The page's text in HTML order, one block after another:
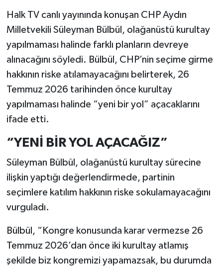
Halk TV canlı yayınında konuşan CHP Aydın
Milletvekili Süleyman Bülbül, olağanüstü kurultay
yapılmaması halinde farklı planların devreye
alınacağını söyledi. Bülbül, CHP’nin seçime girme
hakkının riske atılamayacağını belirterek, 26
Temmuz 2026 tarihinden önce kurultay
yapılmaması halinde “yeni bir yol” açacaklarını
ifade etti.
“YENİ BİR YOL AÇACAĞIZ”
Süleyman Bülbül, olağanüstü kurultay sürecine
ilişkin yaptığı değerlendirmede, partinin
seçimlere katılım hakkının riske sokulamayacağını
vurguladı.
Bülbül, “Kongre konusunda karar vermezse 26
Temmuz 2026’dan önce iki kurultay atlamış
şekilde biz kongremizi yapamazsak, bu durumda